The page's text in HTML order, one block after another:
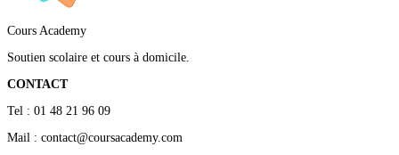
Cours Academy
Soutien scolaire et cours à domicile.
CONTACT
Tel : 01 48 21 96 09
Mail : contact@coursacademy.com